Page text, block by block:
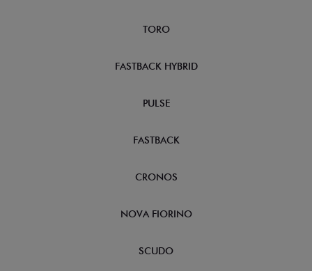
TORO
FASTBACK HYBRID
PULSE
FASTBACK
CRONOS
NOVA FIORINO
SCUDO